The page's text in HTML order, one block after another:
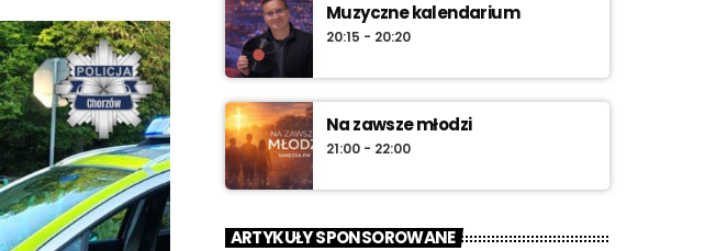
Muzyczne kalendarium
20:15 - 20:20
Na zawsze młodzi
21:00 - 22:00
ARTYKUŁY SPONSOROWANE